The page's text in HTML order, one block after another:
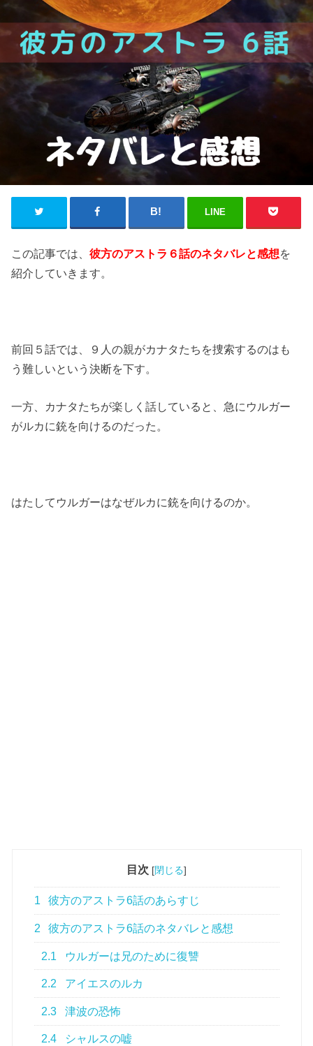
LINE
この記事では、彼方のアストラ６話のネタバレと感想を
紹介していきます。
前回５話では、９人の親がカナタたちを捜索するのはも
う難しいという決断を下す。
一方、カナタたちが楽しく話していると、急にウルガー
がルカに銃を向けるのだった。
はたしてウルガーはなぜルカに銃を向けるのか。
目次 [閉じる]
1 彼方のアストラ6話のあらすじ
2 彼方のアストラ6話のネタバレと感想
2.1 ウルガーは兄のために復讐
2.2 アイエスのルカ
2.3 津波の恐怖
2.4 シャルスの嘘